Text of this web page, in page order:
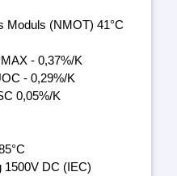
Moduls (NMOT) 41°C
- 0,37%/K
- 0,29%/K
0,05%/K
1500V DC (IEC)